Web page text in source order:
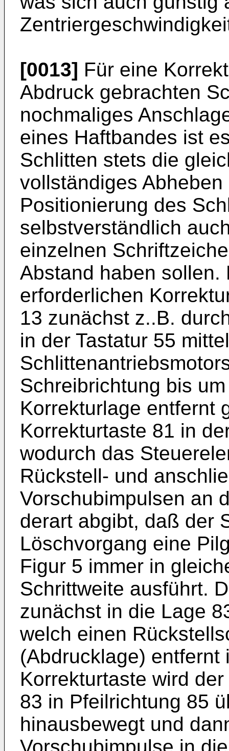
[0013] Für eine
Abdruck gebrachten
nochmaliges
eines Haftbandes ist
Schlitten stets die
vollständiges
Positionierung des
selbstverständlich
einzelnen
Abstand haben sollen.
erforderlichen
13 zunächst z..B.
in der Tastatur 55
Schreibrichtung bis
Korrekturlage entfernt
Korrekturtaste 81 in
wodurch das
Rückstell- und
Vorschubimpulsen an
derart abgibt, daß der
Löschvorgang eine
Figur 5 immer in
Schrittweite ausführt.
zunächst in die Lage
welch einen
(Abdrucklage)
Korrekturtaste wird
83 in Pfeilrichtung 85
hinausbewegt und